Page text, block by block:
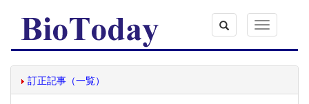
Toggle
navigation
訂正記事（一覧）